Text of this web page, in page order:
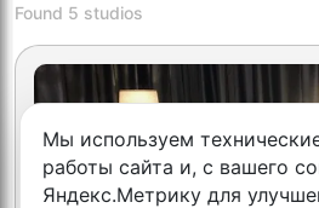
Found 5 studios
Мы используем
работы сайта и, с вашего
Яндекс.Метрику для